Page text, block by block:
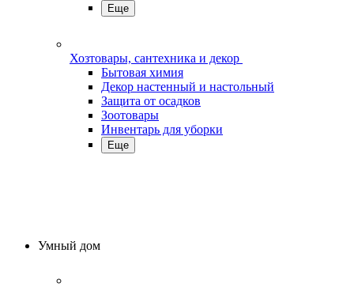
Еще
Хозтовары, сантехника и декор
Бытовая химия
Декор настенный и настольный
Защита от осадков
Зоотовары
Инвентарь для уборки
Еще
Умный дом